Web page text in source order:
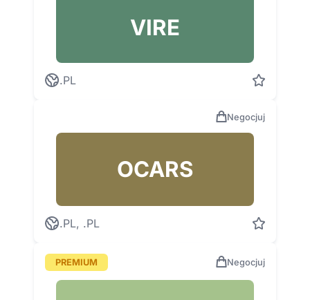
VIRE
.PL
Negocjuj
OCARS
.PL, .PL
PREMIUM Negocjuj